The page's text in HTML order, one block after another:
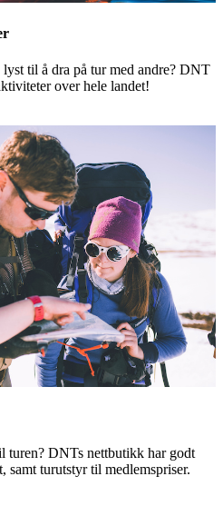
til å dra på tur med andre? DNT
over hele landet!
turen? DNTs nettbutikk har godt
samt turutstyr til medlemspriser.